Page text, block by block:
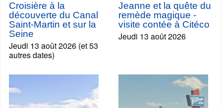
Croisière à la
découverte du Canal
Saint-Martin et sur la
Seine
Jeudi 13 août 2026 (et 53
autres dates)
Jeanne et la quête du
remède magique -
visite contée à Citéco
Jeudi 13 août 2026